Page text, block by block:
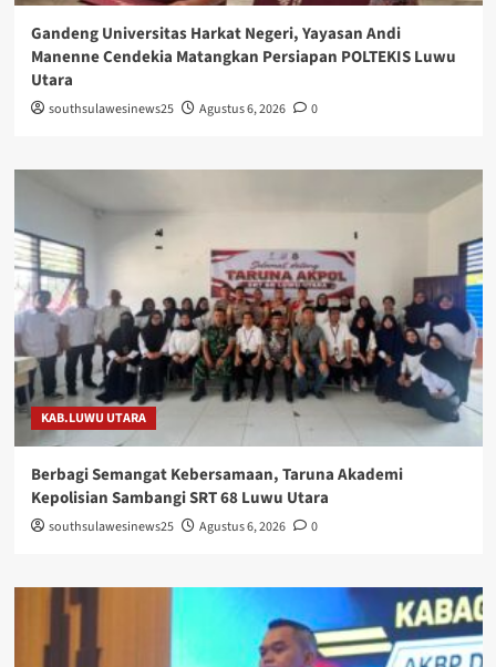
Gandeng Universitas Harkat Negeri, Yayasan Andi
Manenne Cendekia Matangkan Persiapan POLTEKIS Luwu
Utara
southsulawesinews25 Agustus 6, 2026 0
KAB.LUWU UTARA
Berbagi Semangat Kebersamaan, Taruna Akademi
Kepolisian Sambangi SRT 68 Luwu Utara
southsulawesinews25 Agustus 6, 2026 0